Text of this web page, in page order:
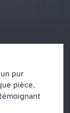
pur
pièce,